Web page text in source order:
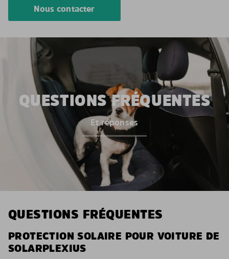
Nous contacter
QUESTIONS FRÉQUENTES
Et réponses
QUESTIONS FRÉQUENTES
PROTECTION SOLAIRE POUR VOITURE DE
SOLARPLEXIUS